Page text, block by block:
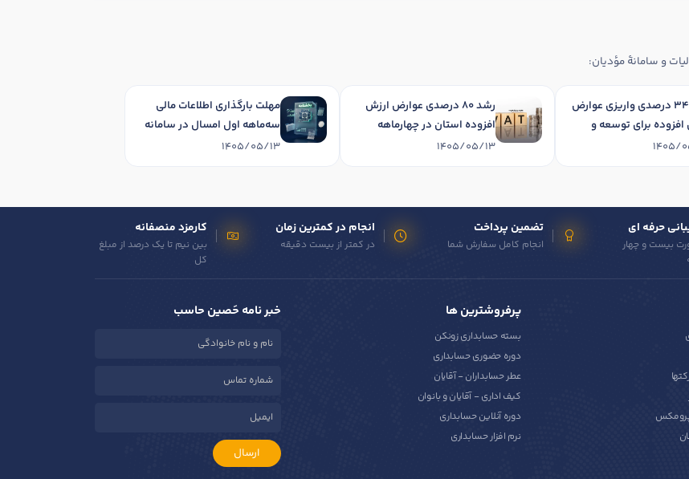
و سامانهٔ مؤدیان:
رشد 34 درصدی واریزی عوارض
افزوده برای توسعه و
استان در چهارماهه
1405/
رشد 80 درصدی عوارض ارزش
افزوده استان در چهارماهه
نخست 1405
1405/05/13
مهلت بارگذاری اطلاعات مالی
سه‌ماهه اول امسال در سامانه
دفاتر تجاری الکترونیکی تا پایان
1405/05/13
حرفه ای
بیست و چهار
تضمین پرداخت
انجام کامل سفارش شما
انجام در کمترین زمان
در کمتر از بیست دقیقه
کارمزد منصفانه
بین نیم تا یک درصد از مبلغ
کل
پرومکس
پرفروشترین ها
بسته حسابداری زونکن
دوره حضوری حسابداری
عطر حسابداران - آقایان
کیف اداری - آقایان و بانوان
دوره آنلاین حسابداری
نرم افزار حسابداری
خبر نامه حَصین حاسب
ارسال